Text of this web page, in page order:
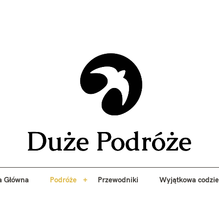
Duże
Główna Podróże Przewodniki Wyjątkowa